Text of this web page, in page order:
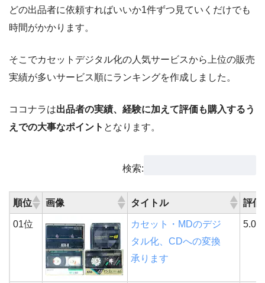
どの出品者に依頼すればいいか1件ずつ見ていくだけでも
時間がかかります。
そこでカセットデジタル化の人気サービスから上位の販売
実績が多いサービス順にランキングを作成しました。
ココナラは出品者の実績、経験に加えて評価も購入するう
えでの大事なポイント となります。
検索:
順位 画像 タイトル 評価
01位
カセット・MDのデジ
タル化、CDへの変換
承ります
5.0